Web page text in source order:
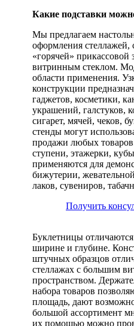
Какие подставки
Мы предлагаем
оформления стеллажей,
«горячей» прикассовой
витринным стеклом.
области применения.
конструкции
гаджетов, косметики,
украшений, галстуков,
сигарет, мячей, чеков,
стенды могут
продажи любых
ступени, этажерки,
применяются для
бижутерии,
лаков, сувениров,
Получить
Буклетницы
ширине и глубине.
штучных образцов
стеллажах с большим
пространством.
набора товаров
площадь, дают
большой ассортимент
их помощью можно